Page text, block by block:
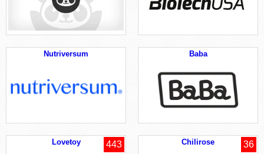
Nutriversum Baba
Lovetoy 443 Chilirose 36